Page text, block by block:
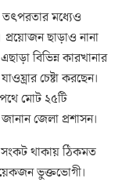
তৎপরতার মধ্যেও
ছাড়াও নানা
বিভিন্ন কারখানার
চেষ্টা করছেন।
মোট ২৫টি
জেলা প্রশাসন।
সংকট থাকায় ঠিকমত
ভুক্তভোগী।